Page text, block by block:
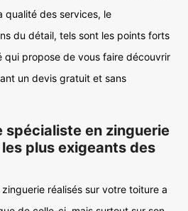
qualité des services, le
du détail, tels sont les points forts
qui propose de vous faire découvrir
un devis gratuit et sans
spécialiste en zinguerie
plus exigeants des
réalisés sur votre toiture a